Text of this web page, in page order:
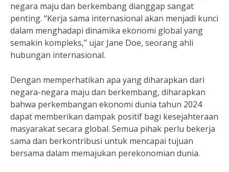
negara maju dan berkembang dianggap sangat
penting. “Kerja sama internasional akan menjadi kunci
dalam menghadapi dinamika ekonomi global yang
semakin kompleks,” ujar Jane Doe, seorang ahli
hubungan internasional.
Dengan memperhatikan apa yang diharapkan dari
negara-negara maju dan berkembang, diharapkan
bahwa perkembangan ekonomi dunia tahun 2024
dapat memberikan dampak positif bagi kesejahteraan
masyarakat secara global. Semua pihak perlu bekerja
sama dan berkontribusi untuk mencapai tujuan
bersama dalam memajukan perekonomian dunia.